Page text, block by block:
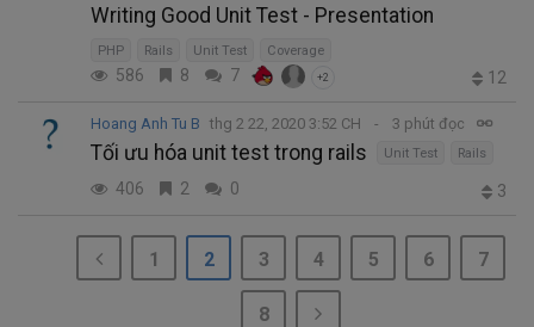
Writing Good Unit Test - Presentation
PHP Rails Unit Test Coverage
586 8 7 +2 12
Hoang Anh Tu B thg 2 22, 2020 3:52 CH 3 phút đọc
Tối ưu hóa unit test trong rails Unit Test Rails
406 2 0 3
1 2 3 4 5 6 7
8